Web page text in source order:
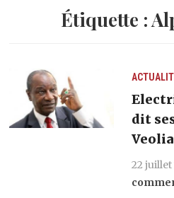
Étiquette :
dit
Veolia
22 juillet